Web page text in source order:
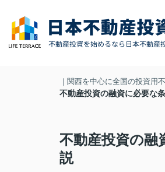
｜関西を中心に全国の投資用
不動産投資の融資に必要な
不動産投資の融
説